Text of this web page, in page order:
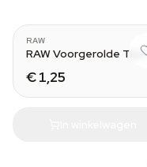
RAW
RAW Voorgerolde Tips
€ 1,25